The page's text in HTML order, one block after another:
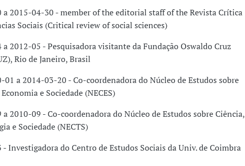
a 2015-04-30 - member of the editorial staff of the Revista Crítica
Sociais (Critical review of social sciences)
2012-05 - Pesquisadora visitante da Fundação Oswaldo Cruz
Rio de Janeiro, Brasil
01 a 2014-03-20 - Co-coordenadora do Núcleo de Estudos sobre
e Sociedade (NECES)
2010-09 - Co-coordenadora do Núcleo de Estudos sobre Ciência,
e Sociedade (NECTS)
Investigadora do Centro de Estudos Sociais da Univ. de Coimbra